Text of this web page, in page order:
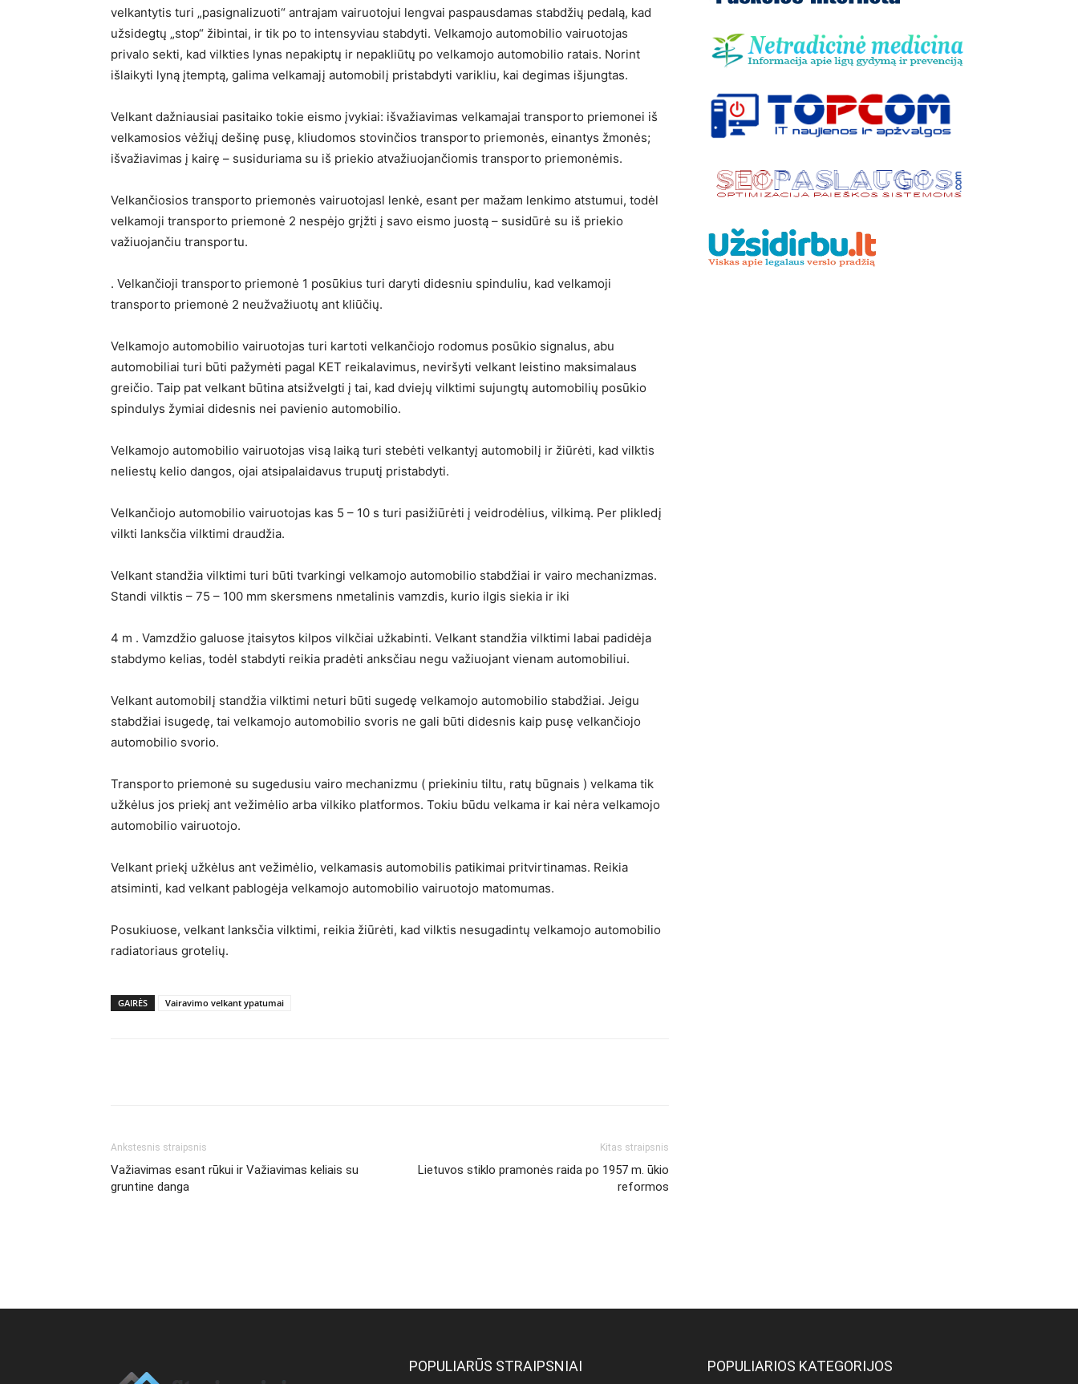
velkantytis turi „pasignalizuoti“ antrajam vairuotojui lengvai paspausdamas stabdžių pedalą, kad
užsidegtų „stop“ žibintai, ir tik po to intensyviau stabdyti. Velkamojo automobilio vairuotojas
privalo sekti, kad vilkties lynas nepakiptų ir nepakliūtų po velkamojo automobilio ratais. Norint
išlaikyti lyną įtemptą, galima velkamajį automobilį pristabdyti varikliu, kai degimas išjungtas.
Velkant dažniausiai pasitaiko tokie eismo įvykiai: išvažiavimas velkamajai transporto priemonei iš
velkamosios vėžiųį dešinę pusę, kliudomos stovinčios transporto priemonės, einantys žmonės;
išvažiavimas į kairę – susiduriama su iš priekio atvažiuojančiomis transporto priemonėmis.
Velkančiosios transporto priemonės vairuotojasl lenkė, esant per mažam lenkimo atstumui, todėl
velkamoji transporto priemonė 2 nespėjo grįžti į savo eismo juostą – susidūrė su iš priekio
važiuojančiu transportu.
. Velkančioji transporto priemonė 1 posūkius turi daryti didesniu spinduliu, kad velkamoji
transporto priemonė 2 neužvažiuotų ant kliūčių.
Velkamojo automobilio vairuotojas turi kartoti velkančiojo rodomus posūkio signalus, abu
automobiliai turi būti pažymėti pagal KET reikalavimus, neviršyti velkant leistino maksimalaus
greičio. Taip pat velkant būtina atsižvelgti į tai, kad dviejų vilktimi sujungtų automobilių posūkio
spindulys žymiai didesnis nei pavienio automobilio.
Velkamojo automobilio vairuotojas visą laiką turi stebėti velkantyį automobilį ir žiūrėti, kad vilktis
neliestų kelio dangos, ojai atsipalaidavus truputį pristabdyti.
Velkančiojo automobilio vairuotojas kas 5 – 10 s turi pasižiūrėti į veidrodėlius, vilkimą. Per plikledį
vilkti lanksčia vilktimi draudžia.
Velkant standžia vilktimi turi būti tvarkingi velkamojo automobilio stabdžiai ir vairo mechanizmas.
Standi vilktis – 75 – 100 mm skersmens nmetalinis vamzdis, kurio ilgis siekia ir iki
4 m . Vamzdžio galuose įtaisytos kilpos vilkčiai užkabinti. Velkant standžia vilktimi labai padidėja
stabdymo kelias, todėl stabdyti reikia pradėti anksčiau negu važiuojant vienam automobiliui.
Velkant automobilį standžia vilktimi neturi būti sugedę velkamojo automobilio stabdžiai. Jeigu
stabdžiai isugedę, tai velkamojo automobilio svoris ne gali būti didesnis kaip pusę velkančiojo
automobilio svorio.
Transporto priemonė su sugedusiu vairo mechanizmu ( priekiniu tiltu, ratų būgnais ) velkama tik
užkėlus jos priekį ant vežimėlio arba vilkiko platformos. Tokiu būdu velkama ir kai nėra velkamojo
automobilio vairuotojo.
Velkant priekį užkėlus ant vežimėlio, velkamasis automobilis patikimai pritvirtinamas. Reikia
atsiminti, kad velkant pablogėja velkamojo automobilio vairuotojo matomumas.
Posukiuose, velkant lanksčia vilktimi, reikia žiūrėti, kad vilktis nesugadintų velkamojo automobilio
radiatoriaus grotelių.
GAIRĖS Vairavimo velkant ypatumai
Ankstesnis straipsnis
Važiavimas esant rūkui ir Važiavimas keliais su
gruntine danga
Kitas straipsnis
Lietuvos stiklo pramonės raida po 1957 m. ūkio
reformos
POPULIARŪS STRAIPSNIAI POPULIARIOS KATEGORIJOS